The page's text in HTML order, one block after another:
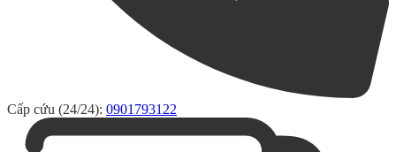
Cấp cứu (24/24): 0901793122